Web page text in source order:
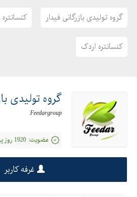
گروه تولیدی بازرگانی فیدار
کنسانتره اردک
گروه تولیدی
Feedargroup
عضویت: 1920 روز پیش
غرفه کاربر